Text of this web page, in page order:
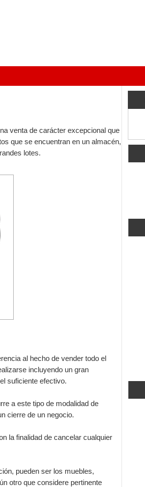
venta de carácter excepcional que
que se encuentran en un almacén,
lotes.
al hecho de vender todo el
incluyendo un gran
suficiente efectivo.
a este tipo de modalidad de
cierre de un negocio.
la finalidad de cancelar cualquier
pueden ser los muebles,
otro que considere pertinente